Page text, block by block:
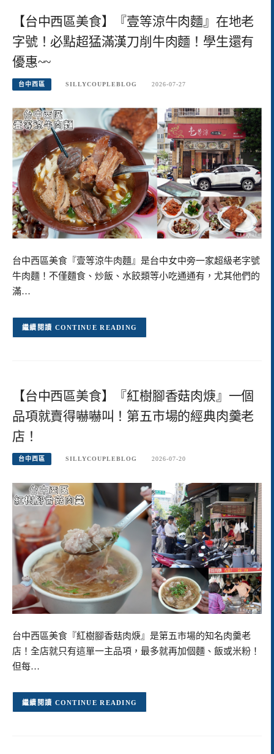
【台中西區美食】『壹等涼牛肉麵』在地老
字號！必點超猛滿漢刀削牛肉麵！學生還有
優惠~~
台中西區 SILLYCOUPLEBLOG 2026-07-27
台中西區美食『壹等涼牛肉麵』是台中女中旁一家超級老字號
牛肉麵！不僅麵食、炒飯、水餃類等小吃通通有，尤其他們的
滿…
CONTINUE READING
【台中西區美食】『紅樹腳香菇肉焿』一個
品項就賣得嚇嚇叫！第五市場的經典肉羹老
店！
台中西區 SILLYCOUPLEBLOG 2026-07-20
台中西區美食『紅樹腳香菇肉焿』是第五市場的知名肉羹老
店！全店就只有這單一主品項，最多就再加個麵、飯或米粉！
但每…
CONTINUE READING